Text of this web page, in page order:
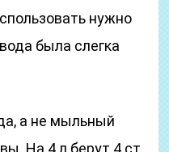
нужно
была слегка
а не мыльный
На 4 л берут 4 ст.